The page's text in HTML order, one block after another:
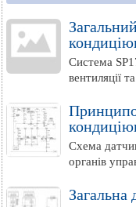
Система
вентиляції
Схема
органів
Загальна